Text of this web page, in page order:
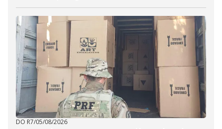
DO R7/05/08/2026